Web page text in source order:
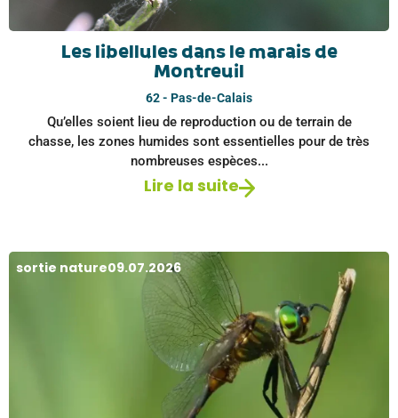
Les libellules dans le marais de
Montreuil
62 - Pas-de-Calais
Qu’elles soient lieu de reproduction ou de terrain de
chasse, les zones humides sont essentielles pour de très
nombreuses espèces...
Lire la suite
sortie nature09.07.2026